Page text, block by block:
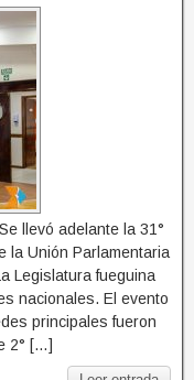
llevó adelante la 31°
la Unión Parlamentaria
Legislatura fueguina
nacionales. El evento
principales fueron
2° […]